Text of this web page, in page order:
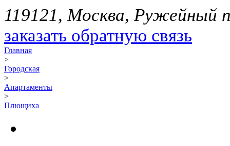
119121, Москва, Ружейный
заказать обратную связь
Главная
>
Городская
>
Апартаменты
>
Плющиха